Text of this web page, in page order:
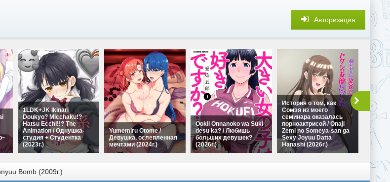
Авторизация
1LDK+JK Ikinari
Doukyo? Micchaku!?
Hatsu Ecchi!!? The
Animation / Однушка-
студия + Студентка
(2023г.)
Yumemiru Otome /
Девушка, ослепленная
мечтами (2024г.)
Ookii Onnanoko wa Suki
desu ka? / Любишь
больших девушек?
(2026г.)
История о том, как
Сомэя из моего
семинара оказалась
порноактрисой / Onaji
Zemi no Someya-san ga
Sexy Joyuu Datta
Hanashi (2026г.)
В
можно
wa
Bomb (2009г.)